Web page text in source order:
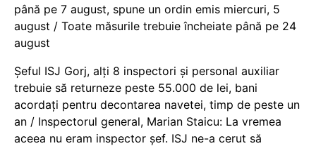
până pe 7 august, spune un ordin emis miercuri, 5
august / Toate măsurile trebuie încheiate până pe 24
august
Șeful ISJ Gorj, alți 8 inspectori și personal auxiliar
trebuie să returneze peste 55.000 de lei, bani
acordați pentru decontarea navetei, timp de peste un
an / Inspectorul general, Marian Staicu: La vremea
aceea nu eram inspector șef. ISJ ne-a cerut să